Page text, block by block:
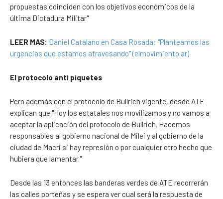
propuestas coinciden con los objetivos económicos de la
última Dictadura Militar"
LEER MAS: Daniel Catalano en Casa Rosada: "Planteamos las
urgencias que estamos atravesando" (elmovimiento.ar)
El protocolo anti piquetes
Pero además con el protocolo de Bullrich vigente, desde ATE
explican que "Hoy los estatales nos movilizamos y no vamos a
aceptar la aplicación del protocolo de Bullrich. Hacemos
responsables al gobierno nacional de Milei y al gobierno de la
ciudad de Macri si hay represión o por cualquier otro hecho que
hubiera que lamentar."
Desde las 13 entonces las banderas verdes de ATE recorrerán
las calles porteñas y se espera ver cual será la respuesta de